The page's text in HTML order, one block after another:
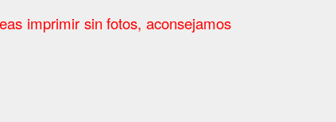
imprimir sin fotos, aconsejamos